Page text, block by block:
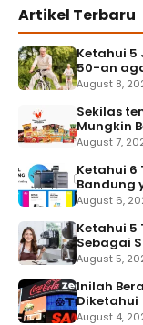
Artikel Terbaru
Ketahui 5
50-an
August 8,
Sekilas
Mungkin
August 7,
Ketahui 6
Bandung
August 6,
Ketahui 5
Sebagai
August 5,
Inilah
Diketahui
August 4,